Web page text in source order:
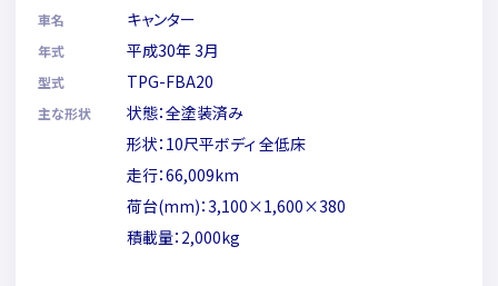
車名 キャンター
年式 平成30年 3月
型式 TPG-FBA20
主な形状
状態：全塗装済み
形状：10尺平ボディ 全低床
走行：66,009km
荷台(mm)：3,100×1,600×380
積載量：2,000kg